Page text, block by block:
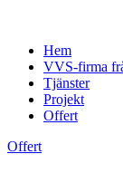
Hem
VVS-firma
Tjänster
Projekt
Offert
Offert